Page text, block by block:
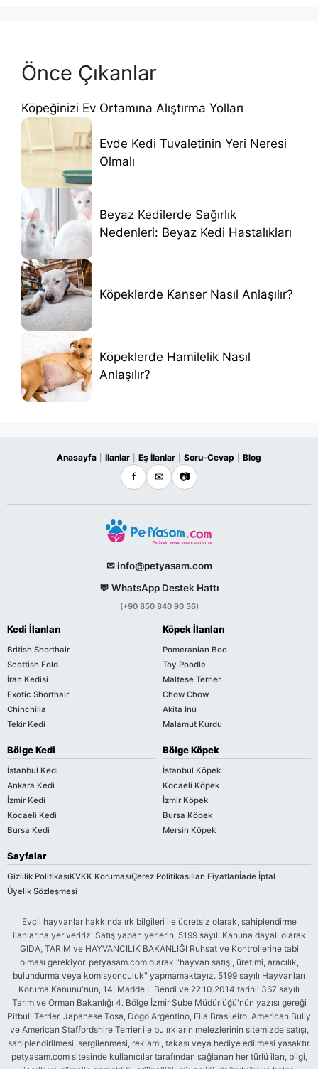
Önce Çıkanlar
Köpeğinizi Ev Ortamına Alıştırma Yolları
Evde Kedi Tuvaletinin Yeri Neresi
Olmalı
Beyaz Kedilerde Sağırlık
Nedenleri: Beyaz Kedi Hastalıkları
Köpeklerde Kanser Nasıl Anlaşılır?
Köpeklerde Hamilelik Nasıl
Anlaşılır?
Anasayfa İlanlar Eş İlanlar Soru-Cevap Blog
f ✉ 📷
✉ info@petyasam.com
💬 WhatsApp Destek Hattı
(+90 850 840 90 36)
Kedi İlanları
British Shorthair
Scottish Fold
İran Kedisi
Exotic Shorthair
Chinchilla
Tekir Kedi
Köpek İlanları
Pomeranian Boo
Toy Poodle
Maltese Terrier
Chow Chow
Akita Inu
Malamut Kurdu
Bölge Kedi
İstanbul Kedi
Ankara Kedi
İzmir Kedi
Kocaeli Kedi
Bursa Kedi
Bölge Köpek
İstanbul Köpek
Kocaeli Köpek
İzmir Köpek
Bursa Köpek
Mersin Köpek
Sayfalar
Gizlilik PolitikasıKVKK KorumasıÇerez Politikasıİlan Fiyatlarıİade İptal
Üyelik Sözleşmesi
Evcil hayvanlar hakkında ırk bilgileri ile ücretsiz olarak, sahiplendirme
ilanlarına yer veririz. Satış yapan yerlerin, 5199 sayılı Kanuna dayalı olarak
GIDA, TARIM ve HAYVANCILIK BAKANLIĞI Ruhsat ve Kontrollerine tabi
olması gerekiyor. petyasam.com olarak "hayvan satışı, üretimi, aracılık,
bulundurma veya komisyonculuk" yapmamaktayız. 5199 sayılı Hayvanları
Koruma Kanunu'nun, 14. Madde L Bendi ve 22.10.2014 tarihli 367 sayılı
Tarım ve Orman Bakanlığı 4. Bölge İzmir Şube Müdürlüğü'nün yazısı gereği
Pitbull Terrier, Japanese Tosa, Dogo Argentino, Fila Brasileiro, American Bully
ve American Staffordshire Terrier ile bu ırkların melezlerinin sitemizde satışı,
sahiplendirilmesi, sergilenmesi, reklamı, takası veya hediye edilmesi yasaktır.
petyasam.com sitesinde kullanıcılar tarafından sağlanan her türlü ilan, bilgi,